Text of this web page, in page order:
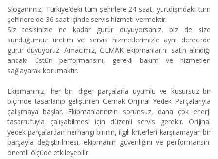
Sloganımız, Türkiye’deki tüm şehirlere 24 saat, yurtdışındaki tüm
şehirlere de 36 saat içinde servis hizmeti vermektir.
Siz tesisinizle ne kadar gurur duyuyorsanız, biz de size
sunduğumuz üretim ve servis hizmetlerimizle aynı derecede
gurur duyuyoruz. Amacımız, GEMAK ekipmanlarını satın alındığı
andaki üstün performansını, gerekli bakım ve hizmetleri
sağlayarak korumaktır.
Ekipmanınız, her biri diğer parçalarla uyumlu ve kusursuz bir
biçimde tasarlanıp geliştirilen Gemak Orijinal Yedek Parçalarıyla
çalışmaya başlar. Ekipmanlarınızın sorunsuz, daha çok enerji
tasarrufuyla çalışabilmesi için düzenli servis gerekir. Orijinal
yedek parçalardan herhangi birinin, ilgili kriterleri karşılamayan bir
parçayla değiştirilmesi, ekipmanın güvenliğini ve performansını
önemli ölçüde etkileyebilir.